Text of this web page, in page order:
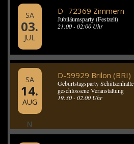
SA
03.
JUL
D- 72369 Zimmern
Jubiläumsparty (Festzelt)
21:00 - 02:00 Uhr
SA
14.
AUG
N
D-59929 Brilon (BRI)
Geburtstagsparty Schützenhalle
geschlossene Veranstaltung
19:30 - 02.00 Uhr